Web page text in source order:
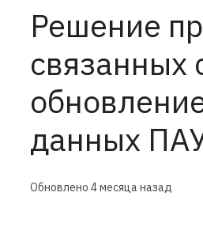
Решение
связанных
данных
Обновлено 4 месяца назад